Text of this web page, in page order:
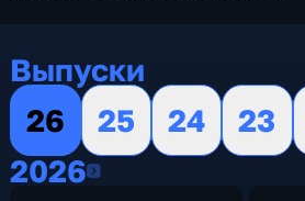
Выпуски
26
25 24 23
20262026